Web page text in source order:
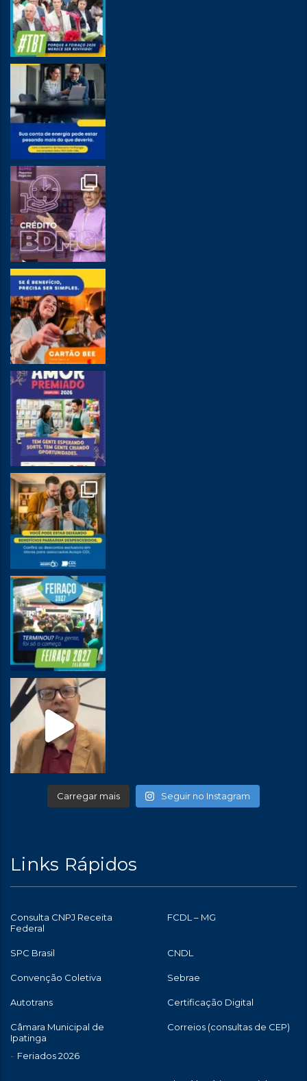
Carregar mais Seguir no Instagram
Links Rápidos
Consulta CNPJ Receita
Federal
FCDL – MG
SPC Brasil CNDL
Convenção Coletiva Sebrae
Autotrans Certificação Digital
Câmara Municipal de
Ipatinga
Feriados 2026
Correios (consultas de CEP)